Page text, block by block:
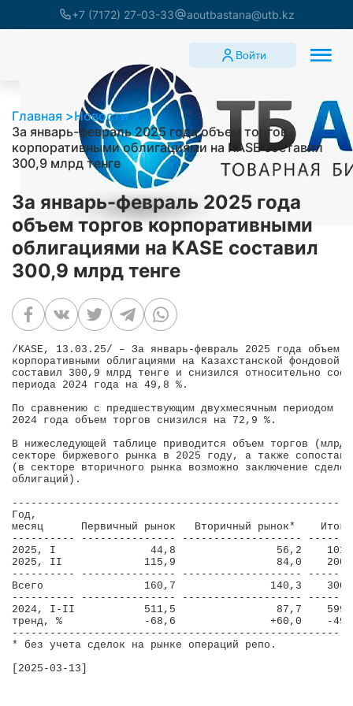
+7 (7172) 27-03-33 aoutbastana@utb.kz
Войти
Главная
Новости
За январь-февраль 2025 года объем торгов
корпоративными облигациями на KASE составил
300,9 млрд тенге
За январь-февраль 2025 года
объем торгов корпоративными
облигациями на KASE составил
300,9 млрд тенге
/KASE, 13.03.25/ – За январь-февраль 2025 года объем
корпоративными облигациями на Казахстанской фондовой
составил 300,9 млрд тенге и снизился относительно
периода 2024 года на 49,8 %.
По сравнению с предшествующим двухмесячным периодом
2024 года объем торгов снизился на 72,9 %.
В нижеследующей таблице приводится объем торгов
секторе биржевого рынка в 2025 году, а также
(в секторе вторичного рынка возможно заключение
облигаций).
месяц      Первичный рынок   Вторичный рынок*
---------- --------------- -------------------
2025, I               44,8                56,2
2025, II             115,9                84,0
---------- --------------- -------------------
Всего                160,7               140,3
---------- --------------- -------------------
2024, I-II           511,5                87,7
тренд, %             -68,6               +60,0    -
* без учета сделок на рынке операций репо.